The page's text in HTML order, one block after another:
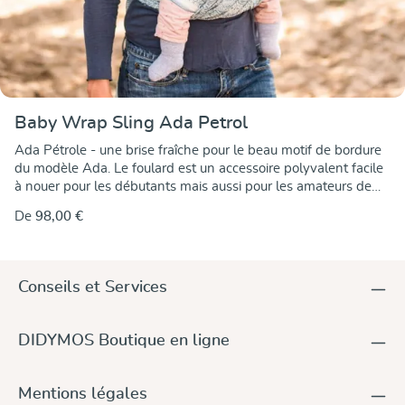
Baby Wrap Sling Ada Petrol
Ada Pétrole - une brise fraîche pour le beau motif de bordure
du modèle Ada. Le foulard est un accessoire polyvalent facile
à nouer pour les débutants mais aussi pour les amateurs de
portage confortable sur le dos et les hanches de porteurs plus
Ada léger à moyennement épais est un peu moelleux avec un
par brin. de serrer et de nouer. lié foulard doit être même ne
doit pas être resserré après avoir été porté longtemps. Le Le
élastique, de sorte qu'elle s'adapte et s'ajuste parfaitement à
De 98,00 €
Conseils et Services
DIDYMOS Boutique en ligne
Mentions légales